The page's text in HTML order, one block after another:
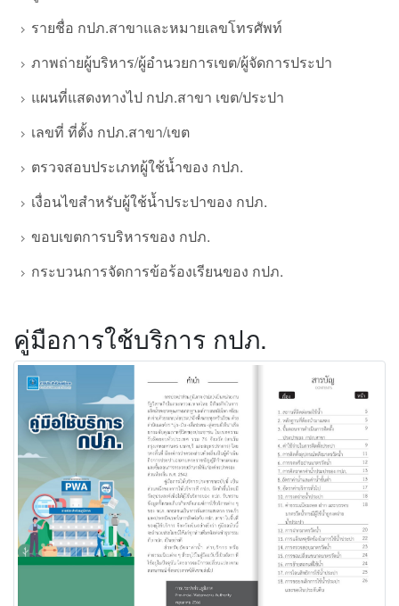
รายชื่อ กปภ.สาขาและหมายเลขโทรศัพท์
ภาพถ่ายผู้บริหาร/ผู้อำนวยการเขต/ผู้จัดการประปา
แผนที่แสดงทางไป กปภ.สาขา เขต/ประปา
เลขที่ ที่ตั้ง กปภ.สาขา/เขต
ตรวจสอบประเภทผู้ใช้น้ำของ กปภ.
เงื่อนไขสำหรับผู้ใช้น้ำประปาของ กปภ.
ขอบเขตการบริหารของ กปภ.
กระบวนการจัดการข้อร้องเรียนของ กปภ.
คู่มือการใช้บริการ กปภ.